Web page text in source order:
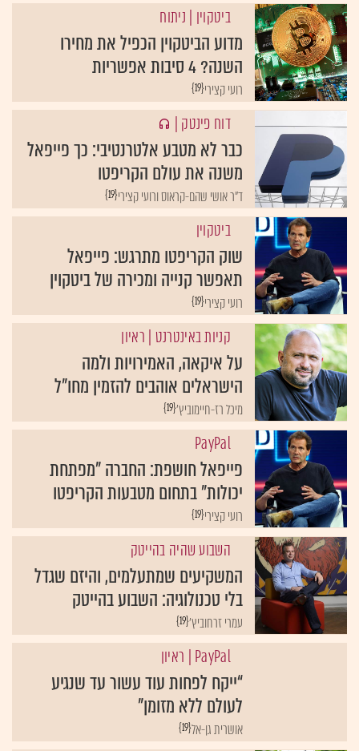
ביטקוין | ניתוח
מדוע הביטקוין הכפיל את מחירו
השנה? 4 סיבות אפשריות
{19}רועי קצירי
דוח פינטק |
כבר לא מטבע אלטרנטיבי: כך פייפאל
משנה את עולם הקריפטו
{19}ד"ר אושי שהם-קראוס ורועי קצירי
ביטקוין
שוק הקריפטו מתרגש: פייפאל
תאפשר קנייה ומכירה של ביטקוין
{19}רועי קצירי
קניות באינטרנט | ראיון
על איקאה, האמירויות ולמה
הישראלים אוהבים להזמין מחו"ל
{19}מיכל רז-חיימוביץ'
פייפאל חושפת: החברה "מפתחת
יכולות" בתחום מטבעות הקריפטו
{19}רועי קצירי
השבוע שהיה בהייטק
המשקיעים שמתעלמים, והיזם שגדל
בלי טכנולוגיה: השבוע בהייטק
{19}עמרי זרחוביץ'
| ראיון
“ייקח לפחות עוד עשור עד שנגיע
לעולם ללא מזומן”
{19}אושרית גן-אל